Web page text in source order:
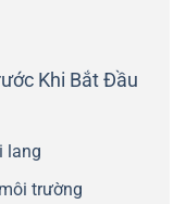
Khi Bắt Đầu
lang
trường